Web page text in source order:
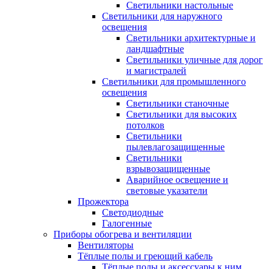
Светильники настольные
Светильники для наружного
освещения
Светильники архитектурные и
ландшафтные
Светильники уличные для дорог
и магистралей
Светильники для промышленного
освещения
Светильники станочные
Светильники для высоких
потолков
Светильники
пылевлагозащищенные
Светильники
взрывозащищенные
Аварийное освещение и
световые указатели
Прожектора
Светодиодные
Галогенные
Приборы обогрева и вентиляции
Вентиляторы
Тёплые полы и греющий кабель
Тёплые полы и аксессуары к ним